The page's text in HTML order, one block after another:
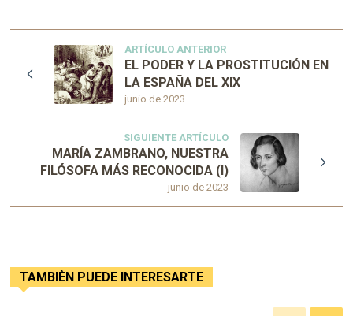
ARTÍCULO ANTERIOR
junio de 2023
EL PODER Y LA PROSTITUCIÓN EN
LA ESPAÑA DEL XIX
SIGUIENTE ARTÍCULO
junio de 2023
MARÍA ZAMBRANO, NUESTRA
FILÓSOFA MÁS RECONOCIDA (I)
TAMBIÈN PUEDE INTERESARTE